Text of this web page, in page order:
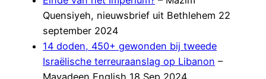
Quensiyeh, nieuwsbrief uit Bethlehem 22
september 2024
14 doden, 450+ gewonden bij tweede
Israëlische terreuraanslag op Libanon –
Mayadeen English 18 Sep 2024